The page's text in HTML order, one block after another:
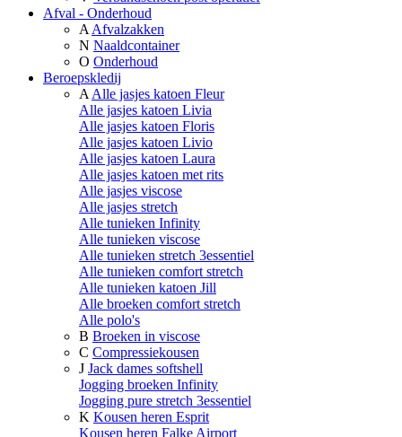
Afval - Onderhoud
A Afvalzakken
N Naaldcontainer
O Onderhoud
Beroepskledij
A Alle jasjes katoen Fleur
Alle jasjes katoen Livia
Alle jasjes katoen Floris
Alle jasjes katoen Livio
Alle jasjes katoen Laura
Alle jasjes katoen met rits
Alle jasjes viscose
Alle jasjes stretch
Alle tunieken Infinity
Alle tunieken viscose
Alle tunieken stretch 3essentiel
Alle tunieken comfort stretch
Alle tunieken katoen Jill
Alle broeken comfort stretch
Alle polo's
B Broeken in viscose
C Compressiekousen
J Jack dames softshell
Jogging broeken Infinity
Jogging pure stretch 3essentiel
K Kousen heren Esprit
Kousen heren Falke Airport